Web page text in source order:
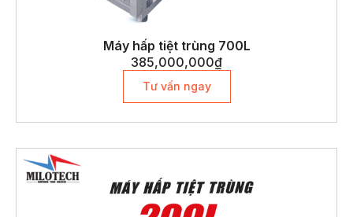
Máy hấp tiệt trùng 700L
385,000,000₫
Tư vấn ngay